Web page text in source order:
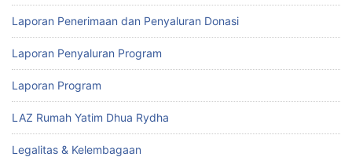
Laporan Penerimaan dan Penyaluran Donasi
Laporan Penyaluran Program
Laporan Program
LAZ Rumah Yatim Dhua Rydha
Legalitas & Kelembagaan